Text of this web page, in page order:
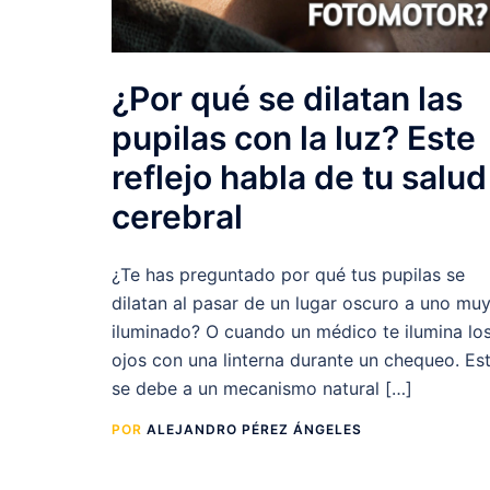
¿Por qué se dilatan las
pupilas con la luz? Este
reflejo habla de tu salud
cerebral
¿Te has preguntado por qué tus pupilas se
dilatan al pasar de un lugar oscuro a uno muy
iluminado? O cuando un médico te ilumina
ojos con una linterna durante un chequeo.
se debe a un mecanismo natural […]
POR ALEJANDRO PÉREZ ÁNGELES